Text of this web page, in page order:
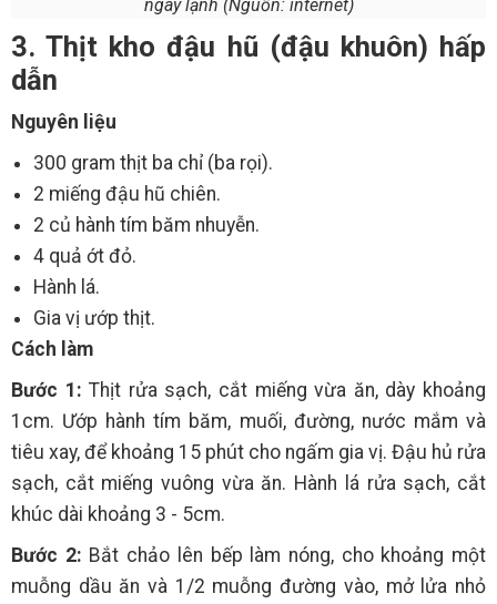
ngày lạnh (Nguồn: internet)
3. Thịt kho đậu hũ (đậu khuôn) hấp
dẫn
Nguyên liệu
300 gram thịt ba chỉ (ba rọi).
2 miếng đậu hũ chiên.
2 củ hành tím băm nhuyễn.
4 quả ớt đỏ.
Hành lá.
Gia vị ướp thịt.
Cách làm
Bước 1: Thịt rửa sạch, cắt miếng vừa ăn, dày khoảng
1cm. Ướp hành tím băm, muối, đường, nước mắm và
tiêu xay, để khoảng 15 phút cho ngấm gia vị. Đậu hủ rửa
sạch, cắt miếng vuông vừa ăn. Hành lá rửa sạch, cắt
khúc dài khoảng 3 - 5cm.
Bước 2: Bắt chảo lên bếp làm nóng, cho khoảng một
muỗng dầu ăn và 1/2 muỗng đường vào, mở lửa nhỏ